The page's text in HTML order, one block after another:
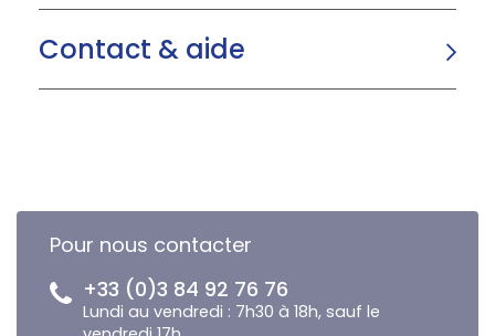
Contact & aide
Pour nous contacter
+33 (0)3 84 92 76 76
Lundi au vendredi : 7h30 à 18h, sauf le